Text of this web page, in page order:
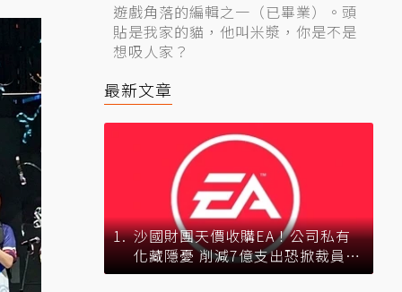
遊戲角落的編輯之一（已畢業）。頭
貼是我家的貓，他叫米漿，你是不是
想吸人家？
最新文章
沙國財團天價收購EA！公司私有
化藏隱憂 削減7億支出恐掀裁員風
暴？